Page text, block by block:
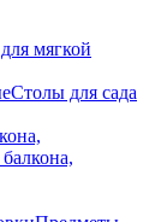
мягкой
Столы для сада